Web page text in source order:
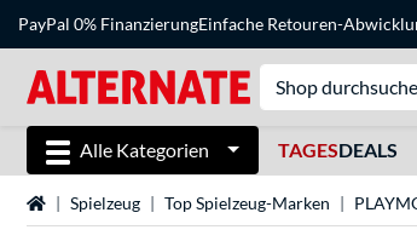
PayPal 0% FinanzierungEinfache Retouren-
Alle Kategorien TAGESDEALS
StartseiteSpielzeug Top Spielzeug-Marken